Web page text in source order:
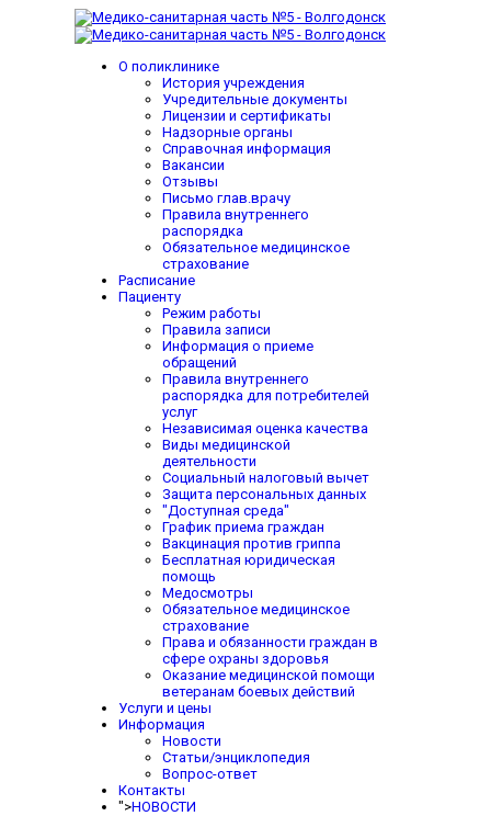
О поликлинике
История учреждения
Учредительные документы
Лицензии и сертификаты
Надзорные органы
Справочная информация
Вакансии
Отзывы
Письмо глав.врачу
Правила внутреннего
распорядка
Обязательное медицинское
страхование
Расписание
Пациенту
Режим работы
Правила записи
Информация о приеме
обращений
Правила внутреннего
распорядка для потребителей
услуг
Независимая оценка качества
Виды медицинской
деятельности
Социальный налоговый вычет
Защита персональных данных
"Доступная среда"
График приема граждан
Вакцинация против гриппа
Бесплатная юридическая
помощь
Медосмотры
Обязательное медицинское
страхование
Права и обязанности граждан в
сфере охраны здоровья
Оказание медицинской помощи
ветеранам боевых действий
Услуги и цены
Информация
Новости
Статьи/энциклопедия
Вопрос-ответ
Контакты
">НОВОСТИ